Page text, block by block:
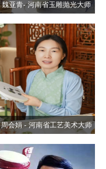
魏亚青- 河南省玉雕抛光大师
周会娟 - 河南省工艺美术大师